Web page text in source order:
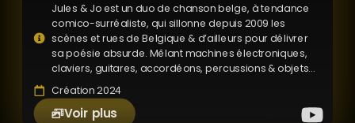
Jules & Jo est un duo de chanson belge, à tendance
comico-surréaliste, qui sillonne depuis 2009 les
scènes et rues de Belgique & d’ailleurs pour délivrer
sa poésie absurde. Mêlant machines électroniques,
claviers, guitares, accordéons, percussions & objets...
Création 2024
Voir plus